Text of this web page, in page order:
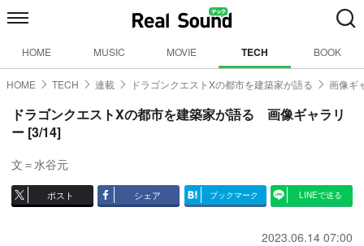
HOME MUSIC MOVIE TECH BOOK
HOME TECH 連載 ドラゴンクエストXの都市を建築家が語る 画像ギ
ドラゴンクエストXの都市を建築家が語る 画像ギャラリ
ー [3/14]
文＝水谷元
ポスト シェア ブックマーク LINEで送る
2023.06.14 07:00